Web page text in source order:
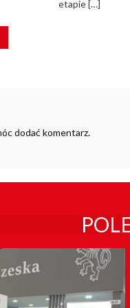
etapie […]
dodać komentarz.